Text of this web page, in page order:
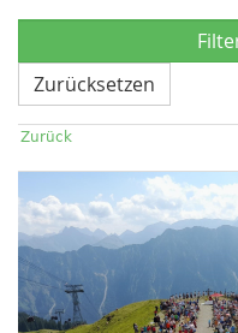
Zurücksetzen
Zurück